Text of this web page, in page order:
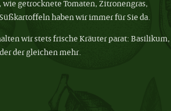
wie getrocknete Tomaten, Zitronengras,
haben wir immer für Sie da.
wir stets frische Kräuter parat: Basilikum,
der gleichen mehr.